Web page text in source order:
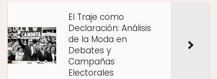
El Traje como
Declaración: Análisis
de la Moda en
Debates y
Campañas
Electorales